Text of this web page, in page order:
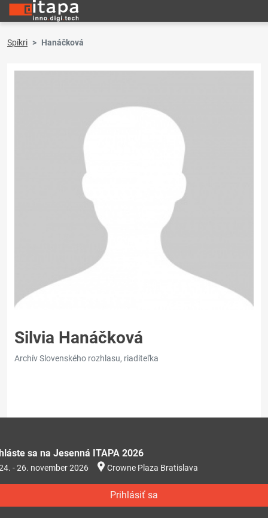
Spíkri Hanáčková
Silvia Hanáčková
Archív Slovenského rozhlasu, riaditeľka
sa na Jesenná ITAPA 2026
- 26. november 2026 Crowne Plaza Bratislava
Prihlásiť sa